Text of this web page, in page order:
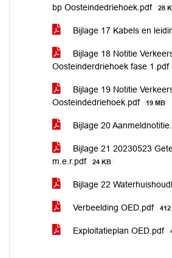
bp Oosteindedriehoek.pdf
28
Bijlage 17 Kabels en
Bijlage 18 Notitie
Oosteinderdriehoek fase 1.pdf
Bijlage 19 Notitie
Oosteindedriehoek.pdf
19 MB
Bijlage 20
Bijlage 21 20230523
m.e.r.pdf
24 KB
Bijlage 22
Verbeelding OED.pdf
Exploitatieplan OED.pdf